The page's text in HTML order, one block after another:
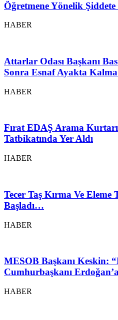
Öğretmene Yönelik Şiddete
HABER
Attarlar Odası Başkanı
Sonra Esnaf Ayakta
HABER
Fırat EDAŞ Arama
Tatbikatında Yer Aldı
HABER
Tecer Taş Kırma Ve Eleme
Başladı…
HABER
MESOB Başkanı Keskin:
Cumhurbaşkanı
HABER